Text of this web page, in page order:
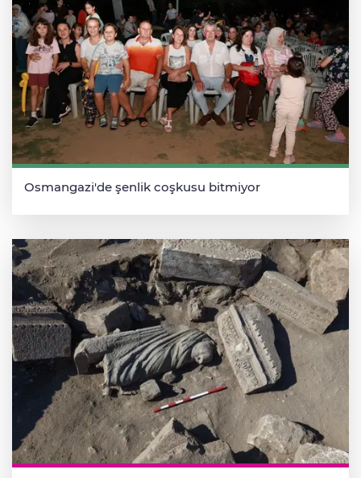
Osmangazi'de şenlik coşkusu bitmiyor